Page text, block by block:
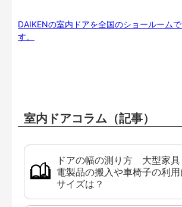
DAIKENの室内ドアを全国のショールーム
す。
室内ドアコラム（記事）
ドアの幅の測り方 大型家具
電製品の搬入や車椅子の利
サイズは？